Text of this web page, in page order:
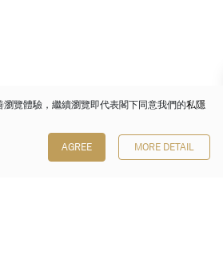
覽體驗，繼續瀏覽即代表閣下同意我們的私隱
AGREE MORE DETAIL